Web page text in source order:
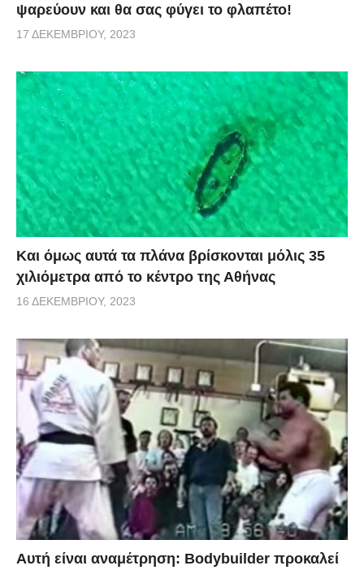
ψαρεύουν και θα σας φύγει το φλαπέτο!
17 ΔΕΚΕΜΒΡΊΟΥ, 2023
Και όμως αυτά τα πλάνα βρίσκονται μόλις 35
χιλιόμετρα από το κέντρο της Αθήνας
16 ΔΕΚΕΜΒΡΊΟΥ, 2023
Αυτή είναι αναμέτρηση: Bodybuilder προκαλεί